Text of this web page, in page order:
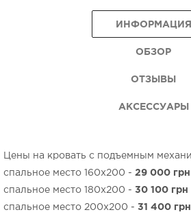
ИНФОРМАЦИЯ
ОБЗОР
ОТЗЫВЫ
АКСЕССУАРЫ
Цены на кровать с подъемным
спальное место 160х200 - 29 000 грн
спальное место 180х200 - 30 100 грн
спальное место 200х200 - 31 400 грн